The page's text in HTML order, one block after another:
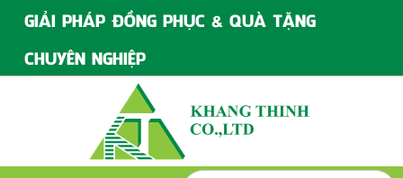
GIẢI PHÁP ĐỒNG PHỤC & QUÀ TẶNG
CHUYÊN NGHIỆP